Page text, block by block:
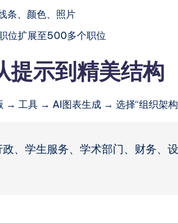
条、颜色、照片
位扩展至500多个职位
提示到精美结构
→ 工具 → AI图表生成 → 选择“组织架构
、学生服务、学术部门、财务、